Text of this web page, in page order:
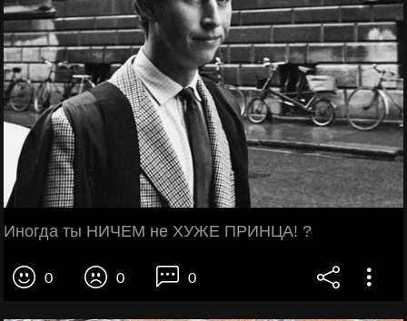
Иногда ты НИЧЕМ не ХУЖЕ ПРИНЦА! ?
0 0 0